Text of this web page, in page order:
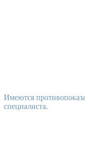
Имеются
специалиста.